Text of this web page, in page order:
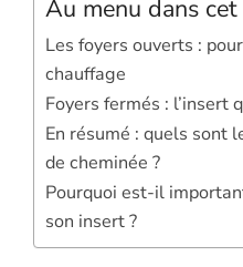
Au menu dans
Les foyers ouverts :
chauffage
Foyers fermés : l’insert
En résumé : quels sont
de cheminée ?
Pourquoi est-il
son insert ?